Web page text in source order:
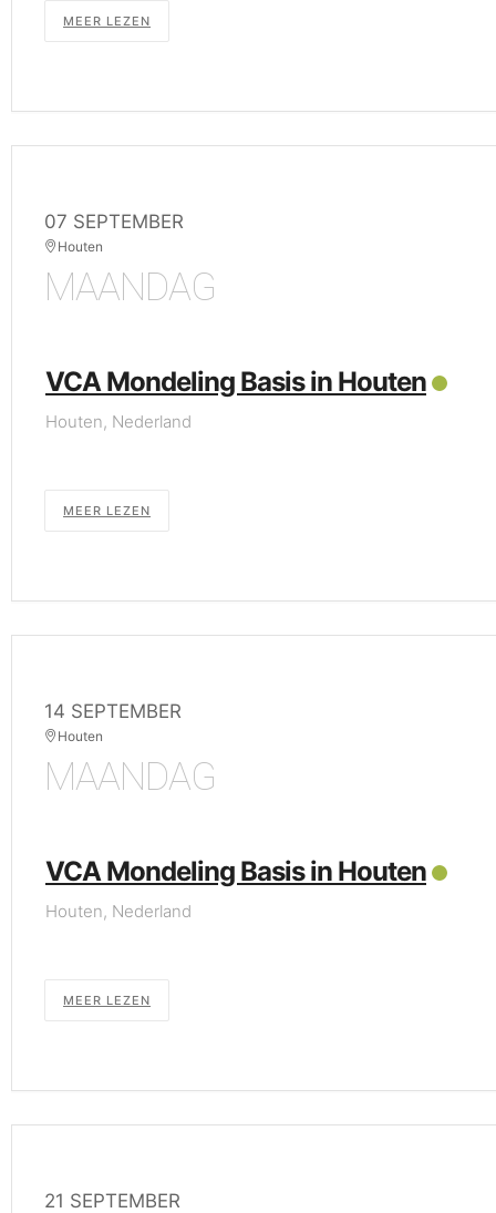
MEER LEZEN
07 SEPTEMBER
Houten
MAANDAG
VCA Mondeling Basis in Houten
Houten, Nederland
MEER LEZEN
14 SEPTEMBER
Houten
MAANDAG
VCA Mondeling Basis in Houten
Houten, Nederland
MEER LEZEN
21 SEPTEMBER